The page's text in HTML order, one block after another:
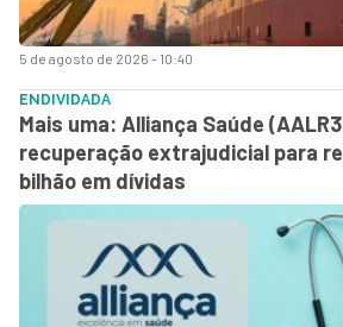
5 de agosto de 2026 - 10:40
ENDIVIDADA
Mais uma: Alliança Saúde
recuperação extrajudicial para
bilhão em dívidas